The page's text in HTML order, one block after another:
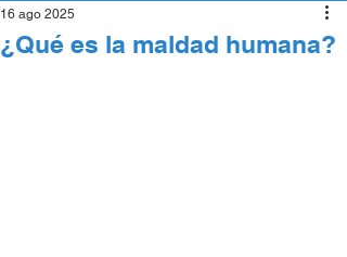
¿Qué es la maldad humana?
16 ago 2025